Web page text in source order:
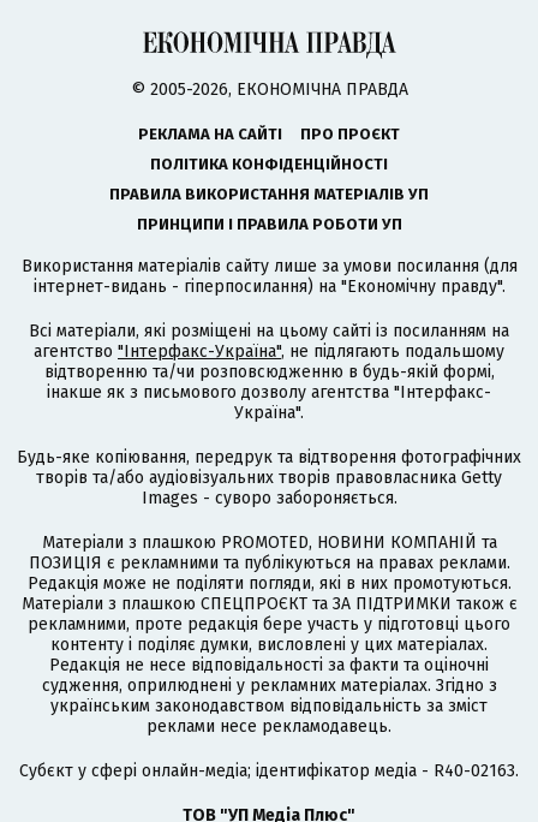
© 2005-2026, ЕКОНОМІЧНА ПРАВДА
РЕКЛАМА НА САЙТІ
ПРО ПРОЄКТ
ПОЛІТИКА КОНФІДЕНЦІЙНОСТІ
ПРАВИЛА ВИКОРИСТАННЯ МАТЕРІАЛІВ УП
ПРИНЦИПИ І ПРАВИЛА РОБОТИ УП
Використання матеріалів сайту лише за умови посилання (для
інтернет-видань - гіперпосилання) на "Економічну правду".
Всі матеріали, які розміщені на цьому сайті із посиланням на
агентство "Інтерфакс-Україна", не підлягають подальшому
відтворенню та/чи розповсюдженню в будь-якій формі,
інакше як з письмового дозволу агентства "Інтерфакс-
Україна".
Будь-яке копіювання, передрук та відтворення фотографічних
творів та/або аудіовізуальних творів правовласника Getty
Images - суворо забороняється.
Матеріали з плашкою PROMOTED, НОВИНИ КОМПАНІЙ та
ПОЗИЦІЯ є рекламними та публікуються на правах реклами.
Редакція може не поділяти погляди, які в них промотуються.
Матеріали з плашкою СПЕЦПРОЄКТ та ЗА ПІДТРИМКИ також є
рекламними, проте редакція бере участь у підготовці цього
контенту і поділяє думки, висловлені у цих матеріалах.
Редакція не несе відповідальності за факти та оціночні
судження, оприлюднені у рекламних матеріалах. Згідно з
українським законодавством відповідальність за зміст
реклами несе рекламодавець.
Cубєкт у сфері онлайн-медіа; ідентифікатор медіа - R40-02163.
ТОВ "УП Медіа Плюс"